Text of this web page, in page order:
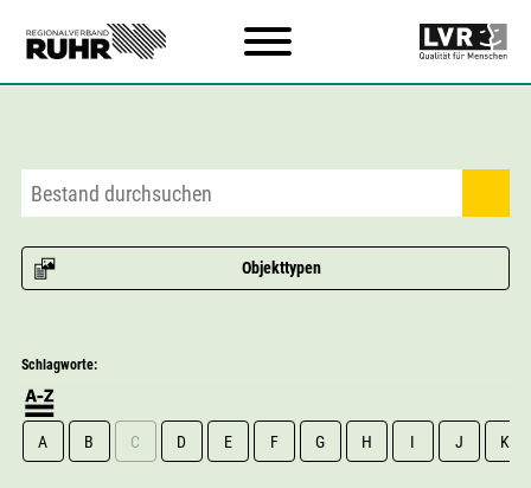
Objekttypen
Schlagworte:
A B C D E F G H I J K